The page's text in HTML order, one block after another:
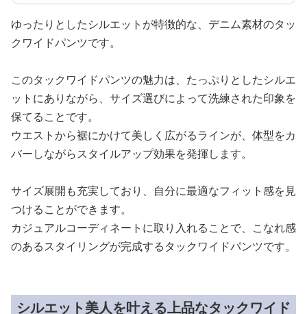
ゆったりとしたシルエットが特徴的な、デニム素材のタッ
クワイドパンツです。
このタックワイドパンツの魅力は、たっぷりとしたシルエ
ットにありながら、サイズ選びによって洗練された印象を
保てることです。
ウエストから裾にかけて美しく広がるラインが、体型をカ
バーしながらスタイルアップ効果を発揮します。
サイズ展開も充実しており、自分に最適なフィット感を見
つけることができます。
カジュアルコーディネートに取り入れることで、こなれ感
のあるスタイリングが完成するタックワイドパンツです。
シルエット美人を叶える上品なタックワイド